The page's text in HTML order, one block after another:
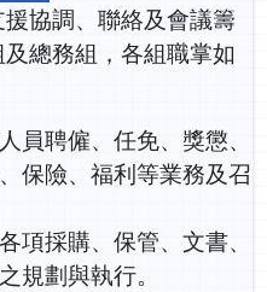
協調、聯絡及會議籌
總務組，各組職掌如
聘僱、任免、獎懲、
保險、福利等業務及召
採購、保管、文書、
規劃與執行。